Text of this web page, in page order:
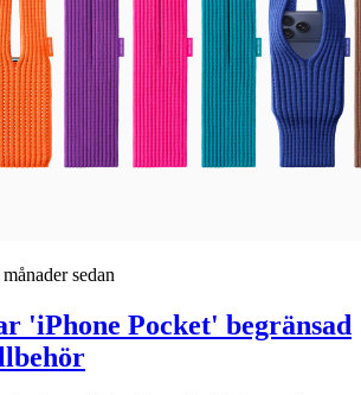
sedan
'iPhone Pocket' begränsad